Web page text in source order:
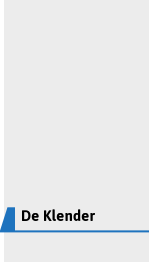
De Klender